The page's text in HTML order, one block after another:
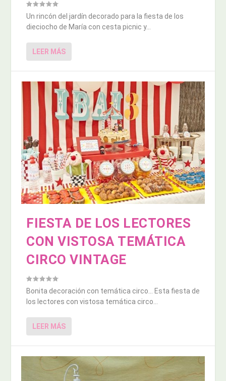
Un rincón del jardín decorado para la fiesta de los
dieciocho de María con cesta picnic y...
LEER MÁS
FIESTA DE LOS LECTORES
CON VISTOSA TEMÁTICA
CIRCO VINTAGE
Bonita decoración con temática circo… Esta fiesta de
los lectores con vistosa temática circo...
LEER MÁS